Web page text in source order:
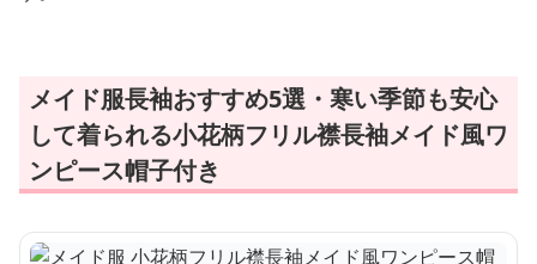
メイド服長袖おすすめ5選・寒い季節も安心
して着られる小花柄フリル襟長袖メイド風ワ
ンピース帽子付き